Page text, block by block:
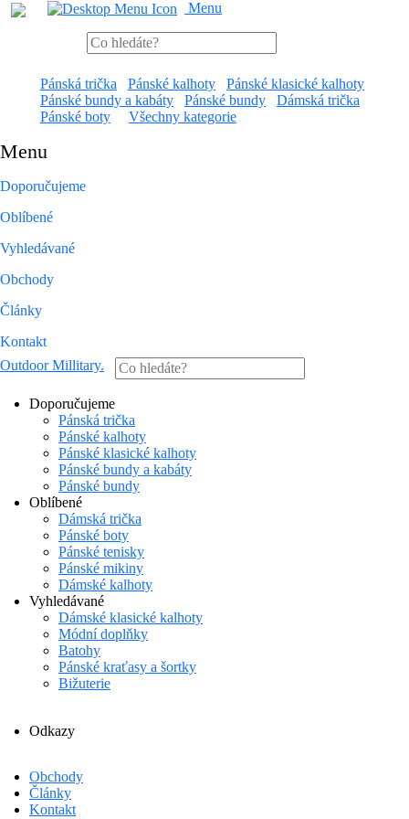
Menu
Pánská trička Pánské kalhoty
Pánské klasické kalhoty
Pánské bundy a kabáty
Pánské bundy
Dámská trička
Pánské boty
Všechny kategorie
Menu
Doporučujeme
Oblíbené
Vyhledávané
Obchody
Články
Kontakt
Outdoor Millitary.
Doporučujeme
Pánská trička
Pánské kalhoty
Pánské klasické kalhoty
Pánské bundy a kabáty
Pánské bundy
Oblíbené
Dámská trička
Pánské boty
Pánské tenisky
Pánské mikiny
Dámské kalhoty
Vyhledávané
Dámské klasické kalhoty
Módní doplňky
Batohy
Pánské kraťasy a šortky
Bižuterie
Odkazy
Obchody
Články
Kontakt